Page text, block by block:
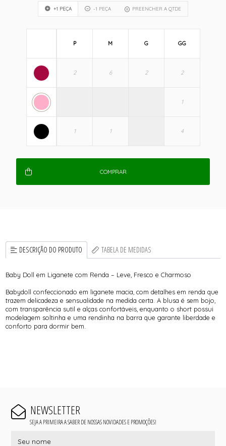
+1 PEÇA -1 PEÇA PREENCHER A QTDE
P M G GG
COMPRAR
DESCRIÇÃO DO PRODUTO TABELA DE MEDIDAS
Baby Doll em Liganete com Renda – Leve, Fresco e Charmoso
Babydoll confeccionado em liganete macia, com detalhes em renda que
trazem delicadeza e sensualidade na medida certa. A blusa é sem bojo,
com transparência sutil e alças confortáveis, enquanto o short possui
modelagem soltinha e uma rendinha na barra que garante liberdade e
conforto para dormir bem.
NEWSLETTER
SEJA A PRIMEIRA A SABER DE NOSSAS NOVIDADES E PROMOÇÕES!